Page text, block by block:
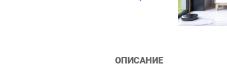
ОПИСАНИЕ